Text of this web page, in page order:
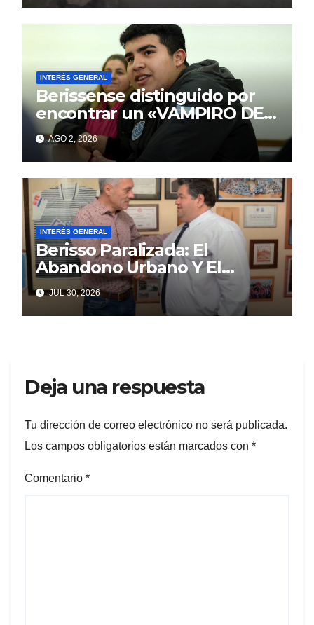
INTERÉS GENERAL
Berissense distinguido por
encontrar un «VAMPIRO DE
MAR»
AGO 2, 2026
INTERÉS GENERAL
Berisso Paralizada: El
Abandono Urbano Y El
Despilfarro Político Repiten
Una Vieja Historia De
Ineficiencia
JUL 30, 2026
Deja una respuesta
Tu dirección de correo electrónico no será publicada.
Los campos obligatorios están marcados con *
Comentario *